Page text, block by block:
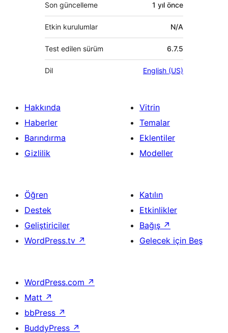
Son güncelleme 1 yıl önce
Etkin kurulumlar N/A
Test edilen sürüm 6.7.5
Dil English (US)
Hakkında
Haberler
Barındırma
Gizlilik
Vitrin
Temalar
Eklentiler
Modeller
Öğren
Destek
Geliştiriciler
WordPress.tv ↗
Katılın
Etkinlikler
Bağış ↗
Gelecek için Beş
WordPress.com ↗
Matt ↗
bbPress ↗
BuddyPress ↗